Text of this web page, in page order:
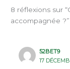
8 réflexions sur
accompagnée ?”
52BET9
17